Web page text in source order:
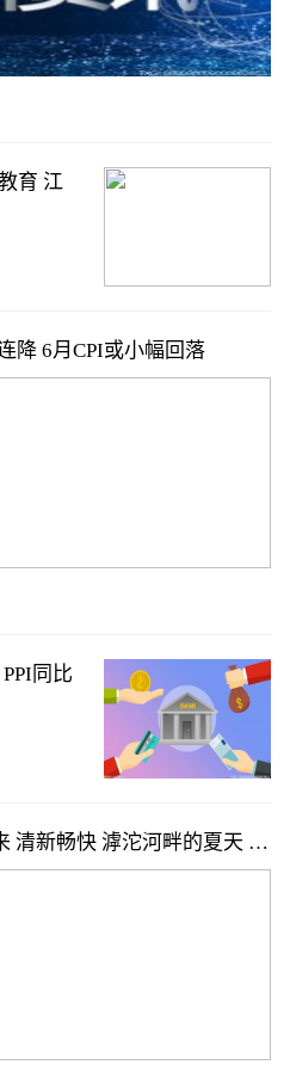
育 江
降 6月CPI或小幅回落
同比
清新畅快 滹沱河畔的夏天 每
沱河 清晨 ~ 这么近，那么